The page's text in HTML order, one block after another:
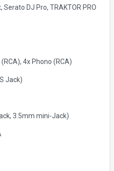
Serato DJ Pro, TRAKTOR PRO
4x Phono (RCA)
Jack)
3.5mm mini-Jack)